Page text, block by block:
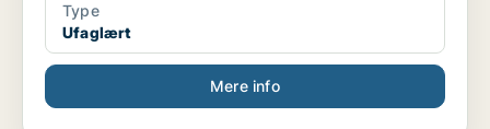
Type
Ufaglært
Mere info